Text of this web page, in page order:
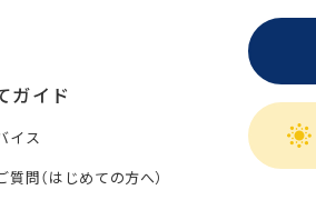
ガイド
イス
質問（はじめての方へ）